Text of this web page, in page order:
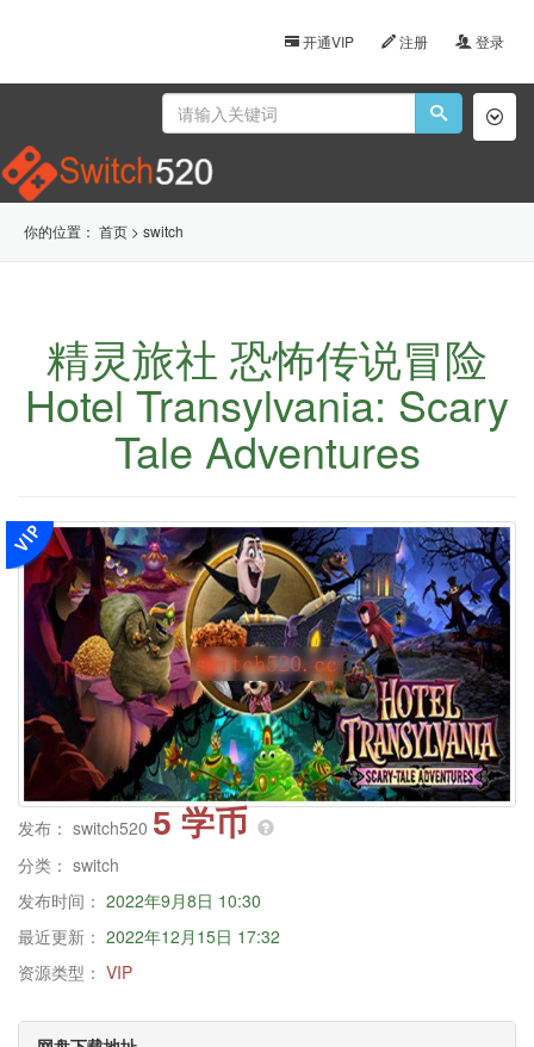
开通VIP 注册 登录
你的位置： 首页 > switch
精灵旅社 恐怖传说冒险
Hotel Transylvania: Scary
Tale Adventures
发布： switch520 5 学币
分类： switch
发布时间： 2022年9月8日 10:30
最近更新： 2022年12月15日 17:32
资源类型： VIP